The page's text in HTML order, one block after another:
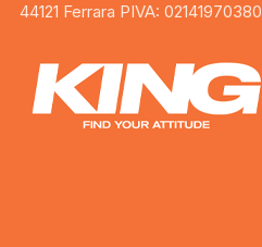
44121 Ferrara PIVA: 02141970380